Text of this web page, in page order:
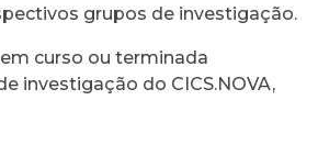
grupos de investigação.
curso ou terminada
investigação do CICS.NOVA,